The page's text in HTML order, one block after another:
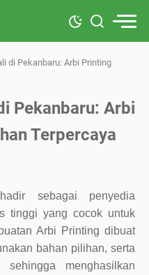
di Pekanbaru: Arbi Printing
Pekanbaru: Arbi
Terpercaya
sebagai penyedia
tinggi yang cocok untuk
Arbi Printing dibuat
bahan pilihan, serta
menghasilkan